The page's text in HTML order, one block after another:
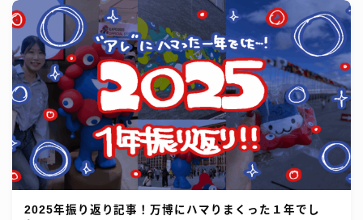
2025年振り返り記事！万博にハマりまくった１年でし